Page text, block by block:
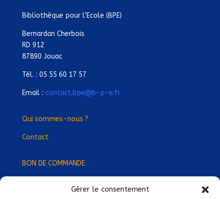
Gérer le consentement
Bibliothèque pour l’Ecole (BPE)
Bernardan Cherbois
RD 912
87890 Jouac
Tél. : 05 55 60 17 57
Email : contact.bpe@b-p-e.fr
Qui sommes-nous ?
Contact
BON DE COMMANDE
Devenez Délégué·e Régional·e !